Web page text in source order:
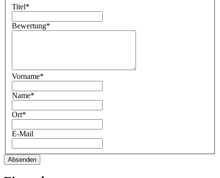
Titel*
Bewertung*
Vorname*
Name*
Ort*
E-Mail
Absenden